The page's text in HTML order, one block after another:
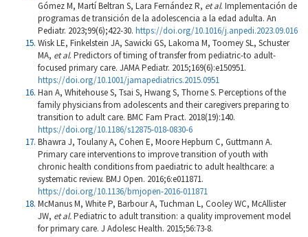
Gómez M, Martí Beltran S, Lara Fernández R, et al. Implementación de
programas de transición de la adolescencia a la edad adulta. An
Pediatr. 2023;99(6);422-30. https://doi.org/10.1016/j.anpedi.2023.09.016
Wisk LE, Finkelstein JA, Sawicki GS, Lakoma M, Toomey SL, Schuster
MA, et al. Predictors of timing of transfer from pediatric-to adult-
focused primary care. JAMA Pediatr. 2015;169(6):e150951.
https://doi.org/10.1001/jamapediatrics.2015.0951
Han A, Whitehouse S, Tsai S, Hwang S, Thorne S. Perceptions of the
family physicians from adolescents and their caregivers preparing to
transition to adult care. BMC Fam Pract. 2018(19):140.
https://doi.org/10.1186/s12875-018-0830-6
Bhawra J, Toulany A, Cohen E, Moore Hepburn C, Guttmann A.
Primary care interventions to improve transition of youth with
chronic health conditions from paediatric to adult healthcare: a
systematic review. BMJ Open. 2016;6:e011871.
https://doi.org/10.1136/bmjopen-2016-011871
McManus M, White P, Barbour A, Tuchman L, Cooley WC, McAllister
JW, et al.Pediatric to adult transition: a quality improvement model
for primary care. J Adolesc Health. 2015;56:73-8.